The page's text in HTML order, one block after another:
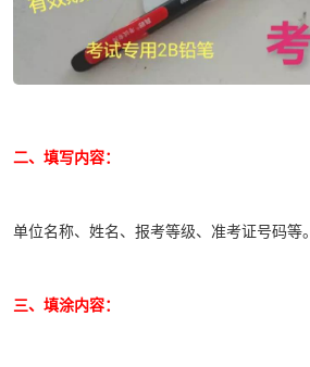
二、填写内容：
单位名称、姓名、报考等级、准考证号码等。
三、填涂内容：